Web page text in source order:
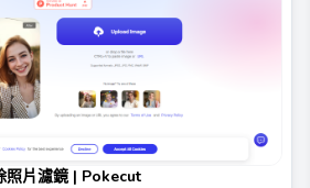
照片濾鏡 | Pokecut